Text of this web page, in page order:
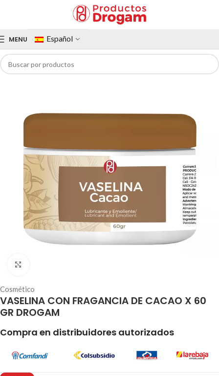
MENU Español
Cosmético
VASELINA CON FRAGANCIA DE CACAO X 60
GR DROGAM
Compra en distribuidores autorizados